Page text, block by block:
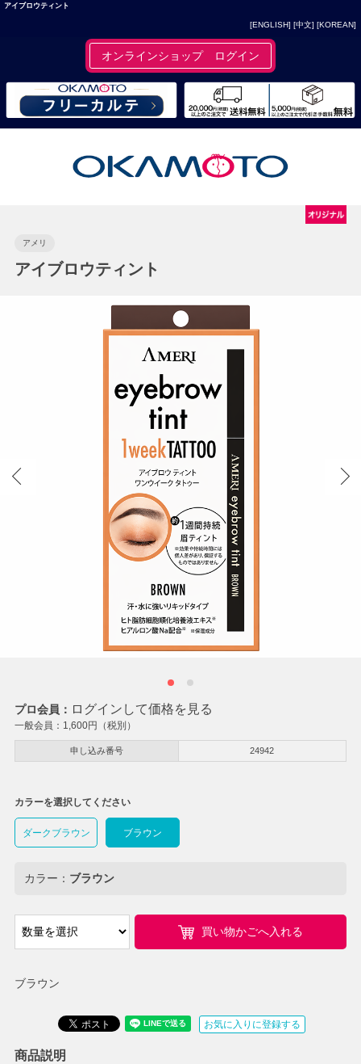
アイブロウティント
[ENGLISH] [中文] [KOREAN]
オンラインショップ ログイン
アメリ
アイブロウティント
プロ会員： ログインして価格を見る
一般会員： 1,600円（税別）
申し込み番号 24942
ブラウン
カラーを選択してください
ダークブラウン ブラウン
カラー： ブラウン
買い物かごへ入れる
お気に入りに登録する
商品説明